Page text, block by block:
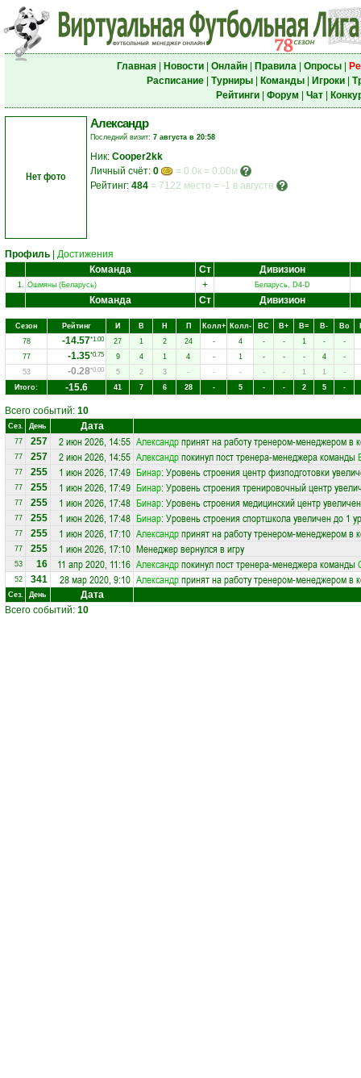
Главная| Новости| Онлайн| Правила| Опросы|
Расписание| Турниры| Команды| Игроки|
Рейтинги| Форум Чат|
Нет фото
Александр
Последний визит: 7 августа в 20:58
Ник: Cooper2kk
Личный счёт: 0
= 0.0к = 0.00м
Рейтинг: 484 = 7122 место = -1 в августе
Профиль
Достижения
Команда
Ст Дивизион
1. Ошмяны (Беларусь) + Беларусь, D4-D
Команда Ст Дивизион
Сезон Рейтинг И В Н П Колл+ Колл- ВC В+ В= В- Вo
78
-14.57*1.00 27 1 2 24 - 4 - - 1 -
-
77
-1.35*0.75 9 4 1 4 - 1 - - - 4
-
53
-0.28*0.00 5 2 3 - - - - - 1 1
-
Итого:
-15.6 41 7 6 28 - 5 - - 2 5 -
Всего событий: 10
Сез. День Дата
77 257 2 июн 2026, 14:55 Александрпринят на работу тренером-менеджером в
77 257 2 июн 2026, 14:55 Александрпокинул пост тренера-менеджера команды
77 255 1 июн 2026, 17:49 Бинар: Уровень строения центр физподготовки
77 255 1 июн 2026, 17:49 Бинар: Уровень строения тренировочный центр
77 255 1 июн 2026, 17:48 Бинар: Уровень строения медицинский центр
77 255 1 июн 2026, 17:48 Бинар: Уровень строения спортшкола увеличен до 1
77 255 1 июн 2026, 17:10 Александрпринят на работу тренером-менеджером в
77 255 1 июн 2026, 17:10 Менеджер вернулся в игру
53 16 11 апр 2020, 11:16 Александрпокинул пост тренера-менеджера команды
52 341 28 мар 2020, 9:10 Александрпринят на работу тренером-менеджером в
Сез. День
Дата
Всего событий: 10